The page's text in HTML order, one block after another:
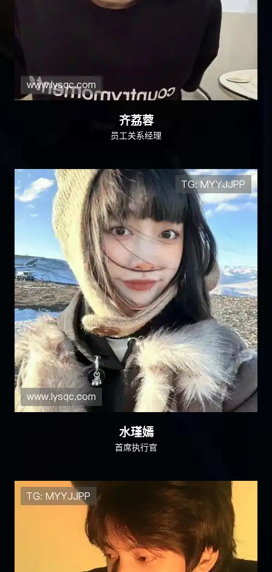
齐荔蓉
员工关系经理
水瑾嫣
首席执行官